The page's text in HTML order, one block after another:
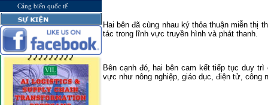
Cảng biển quốc tế
Hai bên đã cùng nhau ký thỏa thuận miễn
tác trong lĩnh vực truyền hình và phát thanh.
Bên cạnh đó, hai bên cam kết tiếp tục duy
vực như nông nghiệp, giáo dục, điện tử, công